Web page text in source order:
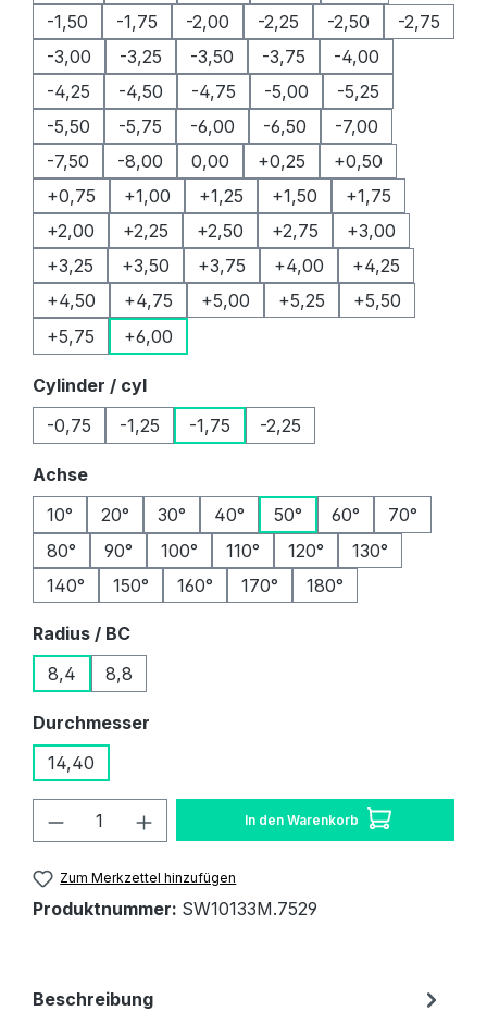
-1,50
-1,75 -2,00 -2,25 -2,50
-2,75
-3,00
-3,25 -3,50 -3,75
-4,00
-4,25
-4,50 -4,75 -5,00
-5,25
-5,50
-5,75 -6,00 -6,50
-7,00
-7,50
-8,00 0,00 +0,25
+0,50
+0,75
+1,00 +1,25 +1,50
+1,75
+2,00
+2,25 +2,50 +2,75
+3,00
+3,25
+3,50 +3,75 +4,00
+4,25
+4,50
+4,75 +5,00 +5,25
+5,50
+5,75
+6,00
Cylinder / cylauswählen
-0,75
-1,25 -1,75 -2,25
Achseauswählen
10°
20° 30° 40° 50° 60°
70°
80°
90° 100° 110° 120°
130°
140°
150° 160° 170° 180°
Radius / BCauswählen
8,4
8,8
Durchmesser
14,40
Produkt Anzahl: Gib den
In den Warenkorb
Zum Merkzettel hinzufügen
Produktnummer: SW10133M.7529
Beschreibung